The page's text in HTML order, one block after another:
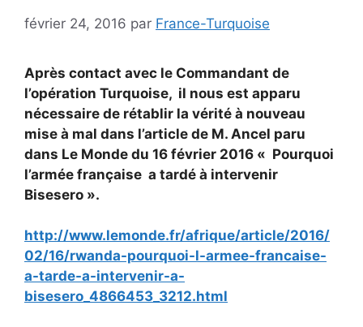
février 24, 2016 par France-Turquoise
Après contact avec le Commandant de
l’opération Turquoise, il nous est apparu
nécessaire de rétablir la vérité à nouveau
mise à mal dans l’article de M. Ancel paru
dans Le Monde du 16 février 2016 « Pourquoi
l’armée française a tardé à intervenir
Bisesero ».
http://www.lemonde.fr/afrique/article/2016/
02/16/rwanda-pourquoi-l-armee-francaise-
a-tarde-a-intervenir-a-
bisesero_4866453_3212.html